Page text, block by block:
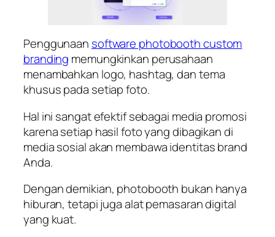
Penggunaan software photobooth custom
branding memungkinkan perusahaan
menambahkan logo, hashtag, dan tema
khusus pada setiap foto.
Hal ini sangat efektif sebagai media promosi
karena setiap hasil foto yang dibagikan di
media sosial akan membawa identitas brand
Anda.
Dengan demikian, photobooth bukan hanya
hiburan, tetapi juga alat pemasaran digital
yang kuat.